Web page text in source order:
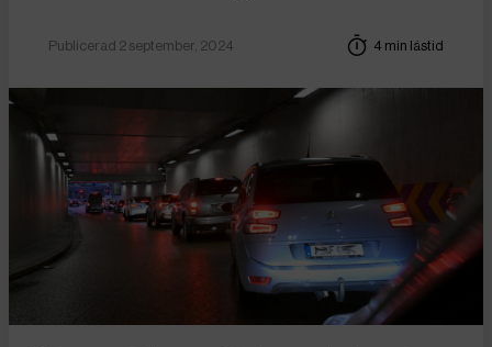
Publicerad 2 september, 2024 4 min lästid